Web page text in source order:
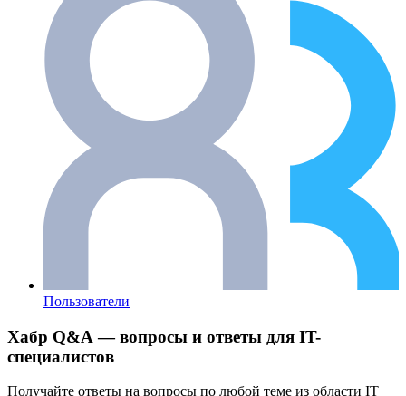
Пользователи
Хабр Q&A — вопросы и ответы для IT-
специалистов
Получайте ответы на вопросы по любой теме из области IT